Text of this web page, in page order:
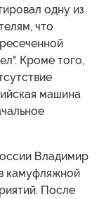
одну из
что
Кроме того,
машина
Владимир
камуфляжной
После